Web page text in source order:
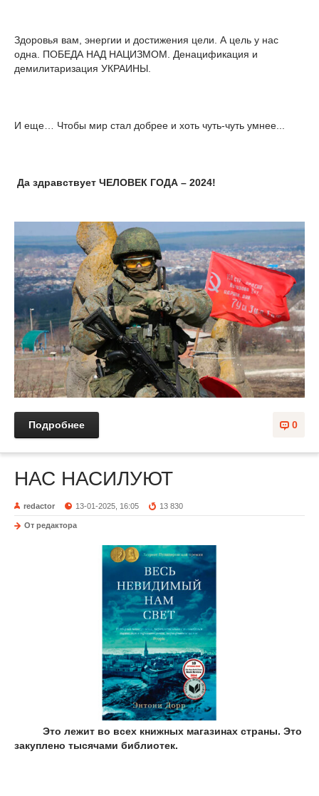
Здоровья вам, энергии и достижения цели. А цель у нас
одна. ПОБЕДА НАД НАЦИЗМОМ. Денацификация и
демилитаризация УКРАИНЫ.
И еще… Чтобы мир стал добрее и хоть чуть-чуть умнее...
Да здравствует ЧЕЛОВЕК ГОДА – 2024!
0
Подробнее
НАС НАСИЛУЮТ
redactor 13-01-2025, 16:05 13 830
От редактора
Это лежит во всех книжных магазинах страны. Это
закуплено тысячами библиотек.